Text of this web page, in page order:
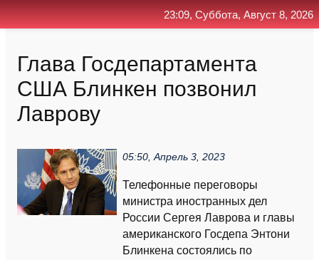
Глава Госдепартамента
США Блинкен позвонил
Лаврову
05:50, Апрель 3, 2023
Телефонные переговоры
министра иностранных дел
России Сергея Лаврова и главы
американского Госдепа Энтони
Блинкена состоялись по
23:09, Суббота, Август 8, 2026